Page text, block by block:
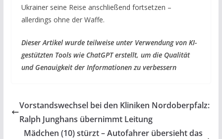
Ukrainer seine Reise anschließend fortsetzen –
allerdings ohne der Waffe.
Dieser Artikel wurde teilweise unter Verwendung von KI-
gestützten Tools wie ChatGPT erstellt, um die Qualität
und Genauigkeit der Informationen zu verbessern
Vorstandswechsel bei den Kliniken Nordoberpfalz:
Ralph Junghans übernimmt Leitung
Mädchen (10) stürzt – Autofahrer übersieht das